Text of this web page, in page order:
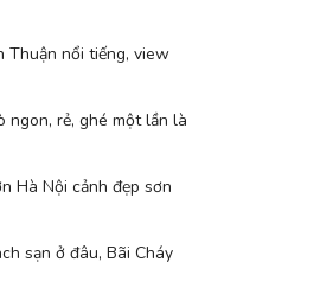
Thuận nổi tiếng, view
ngon, rẻ, ghé một lần là
Hà Nội cảnh đẹp sơn
sạn ở đâu, Bãi Cháy